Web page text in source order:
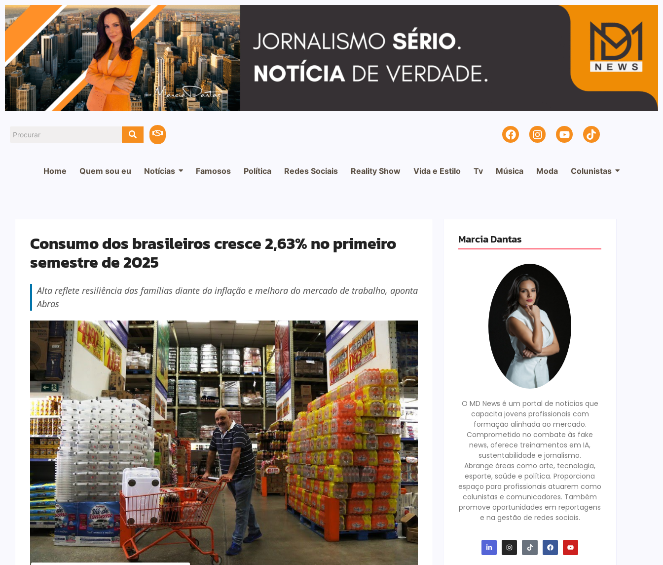
Home Quem sou eu Notícias Famosos Política Redes Sociais Reality Show Vida e Estilo Tv Música Moda Colunistas
Consumo dos brasileiros cresce 2,63% no primeiro
semestre de 2025
Alta reflete resiliência das famílias diante da inflação e melhora do mercado de trabalho, aponta
Abras
Marcia Dantas
O MD News é um portal de notícias que
capacita jovens profissionais com
formação alinhada ao mercado.
Comprometido no combate às fake
news, oferece treinamentos em IA,
sustentabilidade e jornalismo.
Abrange áreas como arte, tecnologia,
esporte, saúde e política. Proporciona
espaço para profissionais atuarem como
colunistas e comunicadores. Também
promove oportunidades em reportagens
e na gestão de redes sociais.